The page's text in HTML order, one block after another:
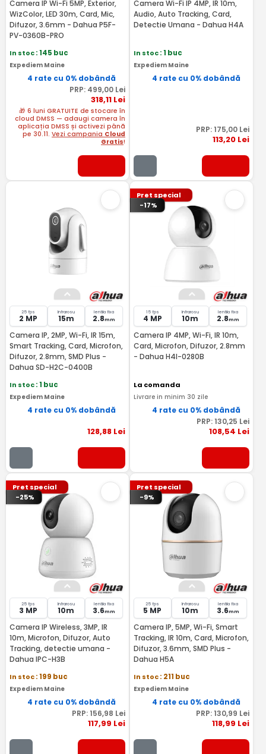
Camera IP Wi-Fi 5MP, Exterior,
WizColor, LED 30m, Card, Mic,
Difuzor, 3.6mm - Dahua P5F-
PV-0360B-PRO
In stoc: 145 buc
Expediem Maine
4 rate cu 0% dobândă
PRP: 499,00Lei
318,11Lei
🎁 6 luni GRATUITE de stocare în
cloud DMSS — adaugi camera în
aplicația DMSS și activezi până
pe 30.11. Vezi campania Cloud
Gratis!
Camera Wi-Fi IP 4MP, IR 10m,
Audio, Auto Tracking, Card,
Detectie Umana - Dahua H4A
In stoc: 1 buc
Expediem Maine
4 rate cu 0% dobândă
PRP: 175,00 Lei
113,20 Lei
25 fps
2 MP
Infrarosu
15m
lentila fixa
2.8mm
Camera IP, 2MP, Wi-Fi, IR 15m,
Smart Tracking, Card, Microfon,
Difuzor, 2.8mm, SMD Plus -
Dahua SD-H2C-0400B
In stoc: 1 buc
Expediem Maine
4 rate cu 0% dobândă
128,88Lei
Pret special
-17%
15 fps
4 MP
Infrarosu
10m
lentila fixa
2.8mm
Camera IP 4MP, Wi-Fi, IR 10m,
Card, Microfon, Difuzor, 2.8mm
- Dahua H4I-0280B
La comanda
Livrare in minim 30 zile
4 rate cu 0% dobândă
PRP: 130,25 Lei
108,54 Lei
Pret special
-25%
25 fps
3 MP
Infrarosu
10m
lentila fixa
3.6mm
Camera IP Wireless, 3MP, IR
10m, Microfon, Difuzor, Auto
Tracking, detectie umana -
Dahua IPC-H3B
In stoc: 199 buc
Expediem Maine
4 rate cu 0% dobândă
PRP: 156,98 Lei
117,99 Lei
Pret special
-9%
25 fps
5 MP
Infrarosu
10m
lentila fixa
3.6mm
Camera IP, 5MP, Wi-Fi, Smart
Tracking, IR 10m, Card, Microfon,
Difuzor, 3.6mm, SMD Plus -
Dahua H5A
In stoc: 211 buc
Expediem Maine
4 rate cu 0% dobândă
PRP: 130,99 Lei
118,99 Lei